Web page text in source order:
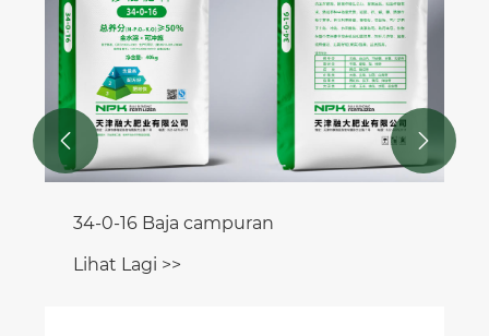
34-0-16 Baja campuran
Lihat Lagi >>
 